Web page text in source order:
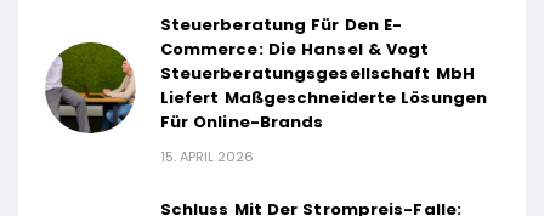
Steuerberatung Für Den E-
Commerce: Die Hansel & Vogt
Steuerberatungsgesellschaft MbH
Liefert Maßgeschneiderte Lösungen
Für Online-Brands
15. APRIL 2026
Schluss Mit Der Strompreis-Falle: